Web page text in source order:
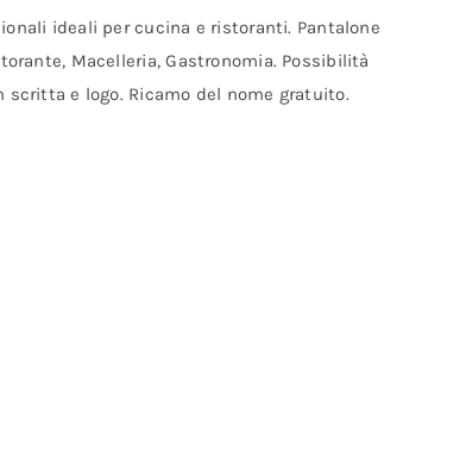
ideali per cucina e ristoranti. Pantalone
Macelleria, Gastronomia. Possibilità
scritta e logo. Ricamo del nome gratuito.